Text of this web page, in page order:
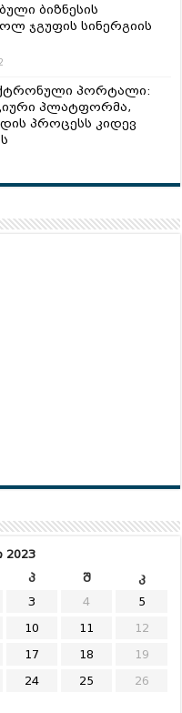
ბიზნესის
ჯგუფის სინერგიის
პორტალი:
პლატფორმა,
პროცესს კიდევ
პ შ
კ
3 4
5
10 11
12
17 18
19
24 25
26